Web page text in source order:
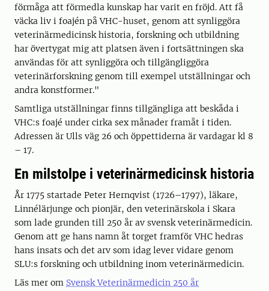
förmåga att förmedla kunskap har varit en fröjd. Att få
väcka liv i foajén på VHC-huset, genom att synliggöra
veterinärmedicinsk historia, forskning och utbildning
har övertygat mig att platsen även i fortsättningen ska
användas för att synliggöra och tillgängliggöra
veterinärforskning genom till exempel utställningar och
andra konstformer."
Samtliga utställningar finns tillgängliga att beskåda i
VHC:s foajé under cirka sex månader framåt i tiden.
Adressen är Ulls väg 26 och öppettiderna är vardagar kl 8
– 17.
En milstolpe i veterinärmedicinsk historia
År 1775 startade Peter Hernqvist (1726–1797), läkare,
Linnélärjunge och pionjär, den veterinärskola i Skara
som lade grunden till 250 år av svensk veterinärmedicin.
Genom att ge hans namn åt torget framför VHC hedras
hans insats och det arv som idag lever vidare genom
SLU:s forskning och utbildning inom veterinärmedicin.
Läs mer om Svensk Veterinärmedicin 250 år